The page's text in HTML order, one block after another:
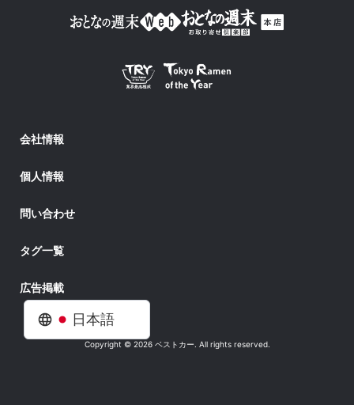
日本語
会社情報
個人情報
問い合わせ
タグ一覧
広告掲載
Copyright © 2026 ベストカー. All rights reserved.